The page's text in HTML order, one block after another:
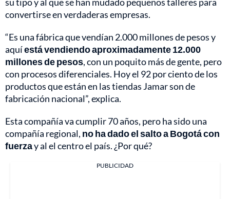
convertirse en verdaderas empresas.
“Es una fábrica que vendían 2.000 millones de pesos y
aquíestá vendiendo aproximadamente 12.000
millones de pesos, con un poquito más de gente, pero
con procesos diferenciales. Hoy el 92 por ciento de los
productos que están en las tiendas Jamar son de
fabricación nacional”, explica.
Esta compañía va cumplir 70 años, pero ha sido una
compañía regional, no ha dado el salto a Bogotá con
fuerzay al el centro el país. ¿Por qué?
PUBLICIDAD